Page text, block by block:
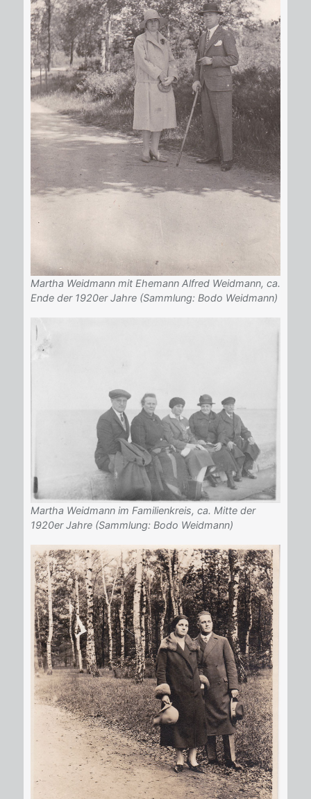
Martha Weidmann mit Ehemann Alfred Weidmann, ca.
Ende der 1920er Jahre (Sammlung: Bodo Weidmann)
Martha Weidmann im Familienkreis, ca. Mitte der
1920er Jahre (Sammlung: Bodo Weidmann)